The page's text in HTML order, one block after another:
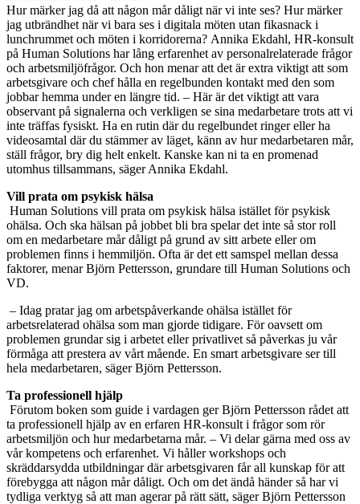
Hur märker jag då att någon mår dåligt när vi inte ses? Hur märker
jag utbrändhet när vi bara ses i digitala möten utan fikasnack i
lunchrummet och möten i korridorerna? Annika Ekdahl, HR-konsult
på Human Solutions har lång erfarenhet av personalrelaterade frågor
och arbetsmiljöfrågor. Och hon menar att det är extra viktigt att som
arbetsgivare och chef hålla en regelbunden kontakt med den som
jobbar hemma under en längre tid. – Här är det viktigt att vara
observant på signalerna och verkligen se sina medarbetare trots att vi
inte träffas fysiskt. Ha en rutin där du regelbundet ringer eller ha
videosamtal där du stämmer av läget, känn av hur medarbetaren mår,
ställ frågor, bry dig helt enkelt. Kanske kan ni ta en promenad
utomhus tillsammans, säger Annika Ekdahl.
Vill prata om psykisk hälsa
Human Solutions vill prata om psykisk hälsa istället för psykisk
ohälsa. Och ska hälsan på jobbet bli bra spelar det inte så stor roll
om en medarbetare mår dåligt på grund av sitt arbete eller om
problemen finns i hemmiljön. Ofta är det ett samspel mellan dessa
faktorer, menar Björn Pettersson, grundare till Human Solutions och
VD.
– Idag pratar jag om arbetspåverkande ohälsa istället för
arbetsrelaterad ohälsa som man gjorde tidigare. För oavsett om
problemen grundar sig i arbetet eller privatlivet så påverkas ju vår
förmåga att prestera av vårt mående. En smart arbetsgivare ser till
hela medarbetaren, säger Björn Pettersson.
Ta professionell hjälp
Förutom boken som guide i vardagen ger Björn Pettersson rådet att
ta professionell hjälp av en erfaren HR-konsult i frågor som rör
arbetsmiljön och hur medarbetarna mår. – Vi delar gärna med oss av
vår kompetens och erfarenhet. Vi håller workshops och
skräddarsydda utbildningar där arbetsgivaren får all kunskap för att
förebygga att någon mår dåligt. Och om det ändå händer så har vi
tydliga verktyg så att man agerar på rätt sätt, säger Björn Pettersson